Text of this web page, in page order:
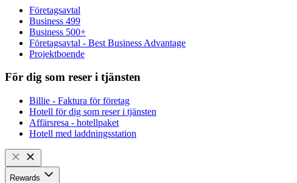
Företagsavtal
Business 499
Business 500+
Företagsavtal - Best Business Advantage
Projektboende
För dig som reser i tjänsten
Billie - Faktura för företag
Hotell för dig som reser i tjänsten
Affärsresa - hotellpaket
Hotell med laddningsstation
Rewards